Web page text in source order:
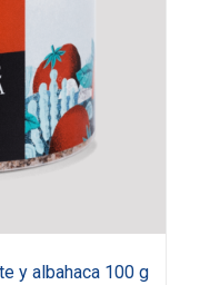
y albahaca 100 g